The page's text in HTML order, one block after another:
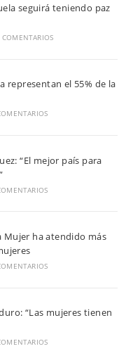
seguirá teniendo paz
COMENTARIOS
representan el 55% de la
“El mejor país para
Mujer ha atendido más
“Las mujeres tienen